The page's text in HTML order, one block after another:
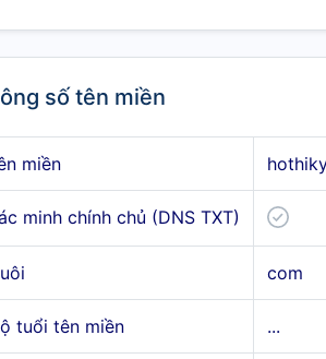
số tên miền
miền
minh chính chủ (DNS TXT)
com
tuổi tên miền ...